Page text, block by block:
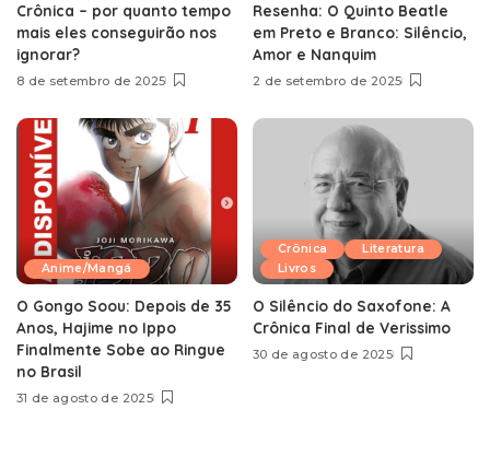
Crônica – por quanto tempo
mais eles conseguirão nos
ignorar?
8 de setembro de 2025
Resenha: O Quinto Beatle
em Preto e Branco: Silêncio,
Amor e Nanquim
2 de setembro de 2025
Anime/Mangá
O Gongo Soou: Depois de 35
Anos, Hajime no Ippo
Finalmente Sobe ao Ringue
no Brasil
31 de agosto de 2025
Crônica
Literatura
Livros
O Silêncio do Saxofone: A
Crônica Final de Verissimo
30 de agosto de 2025